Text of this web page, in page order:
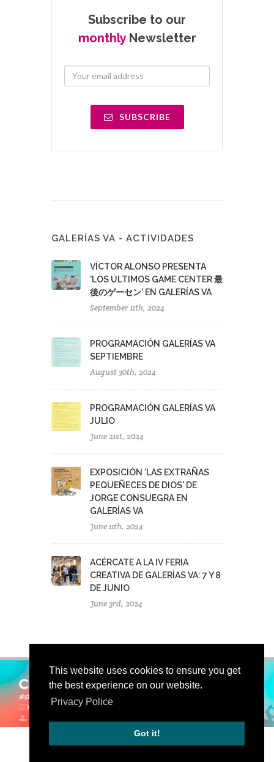
This website uses cookies to ensure you get
the best experience on our website.
Privacy Police
Got it!
Subscribe to our
monthlyNewsletter
SUBSCRIBE
GALERÍAS VA - ACTIVIDADES
VÍCTOR ALONSO PRESENTA
'LOS ÚLTIMOS GAME CENTER 最
後のゲーセン' EN GALERÍAS VA
September 11th, 2024
PROGRAMACIÓN GALERÍAS VA
SEPTIEMBRE
August 30th, 2024
PROGRAMACIÓN GALERÍAS VA
JULIO
June 21st, 2024
EXPOSICIÓN 'LAS EXTRAÑAS
PEQUEÑECES DE DIOS' DE
JORGE CONSUEGRA EN
GALERÍAS VA
June 11th, 2024
ACÉRCATE A LA IV FERIA
CREATIVA DE GALERÍAS VA: 7 Y 8
DE JUNIO
June 3rd, 2024